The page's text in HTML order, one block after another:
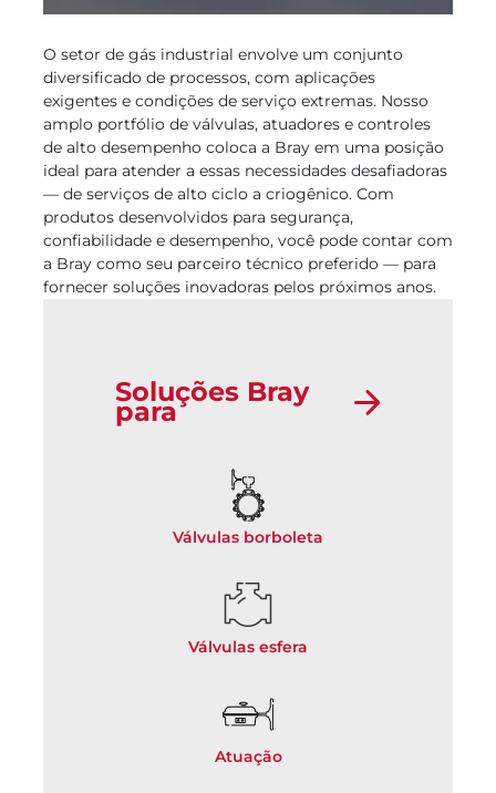
O setor de gás industrial envolve um conjunto
diversificado de processos, com aplicações
exigentes e condições de serviço extremas. Nosso
amplo portfólio de válvulas, atuadores e controles
de alto desempenho coloca a Bray em uma posição
ideal para atender a essas necessidades desafiadoras
— de serviços de alto ciclo a criogênico. Com
produtos desenvolvidos para segurança,
confiabilidade e desempenho, você pode contar com
a Bray como seu parceiro técnico preferido — para
fornecer soluções inovadoras pelos próximos anos.
Soluções Bray
para
Válvulas borboleta
Válvulas esfera
Atuação